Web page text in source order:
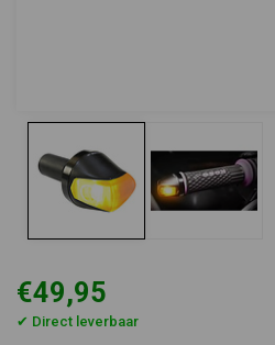
€49,95
✔ Direct leverbaar